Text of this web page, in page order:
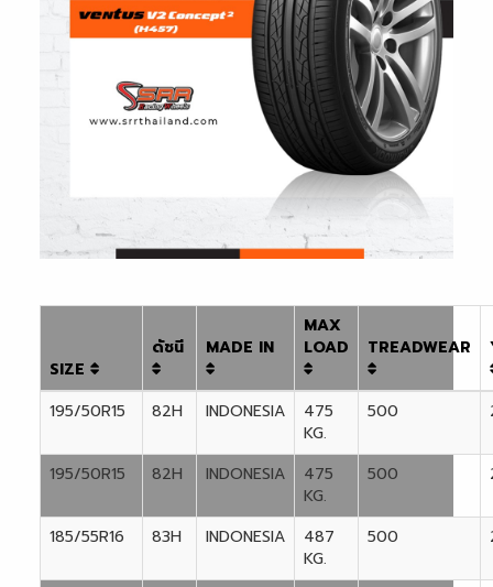
SIZE
ดัชนี MADE IN
MAX
LOAD
TREADWEAR
195/50R15 82H INDONESIA
475
KG.
500
195/50R15 82H INDONESIA
475
KG.
500
185/55R16 83H INDONESIA
487
KG.
500